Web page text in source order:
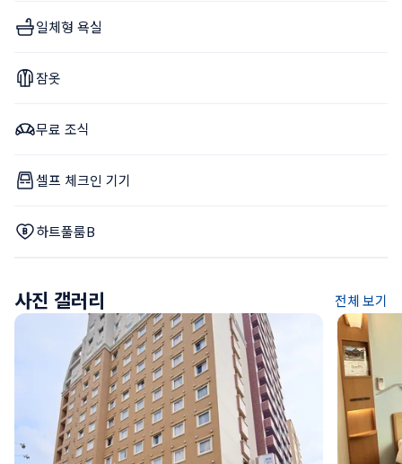
일체형 욕실
잠옷
무료 조식
셀프 체크인 기기
하트풀룸B
사진 갤러리 전체 보기